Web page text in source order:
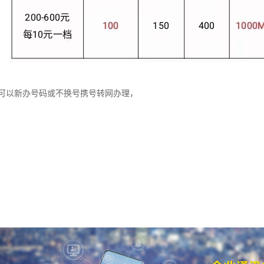
以新办号码或不换号携号转网办理，